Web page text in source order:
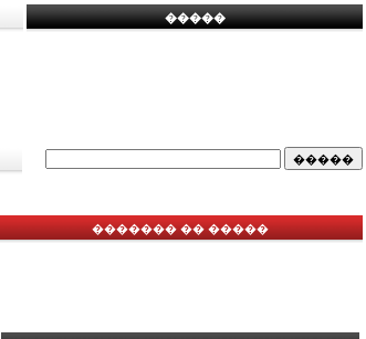
�����
������� �� �����